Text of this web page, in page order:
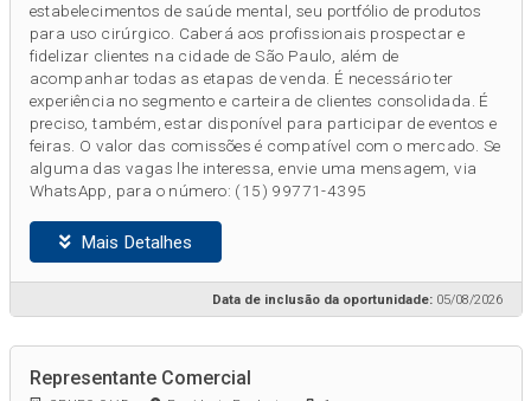
estabelecimentos de saúde mental, seu portfólio de produtos
para uso cirúrgico. Caberá aos profissionais prospectar e
fidelizar clientes na cidade de São Paulo, além de
acompanhar todas as etapas de venda. É necessário ter
experiência no segmento e carteira de clientes consolidada. É
preciso, também, estar disponível para participar de eventos e
feiras. O valor das comissões é compatível com o mercado. Se
alguma das vagas lhe interessa, envie uma mensagem, via
WhatsApp, para o número: (15) 99771-4395
Mais Detalhes
Data de inclusão da oportunidade:05/08/2026
Representante Comercial